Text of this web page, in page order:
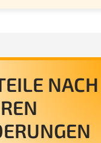
NACH